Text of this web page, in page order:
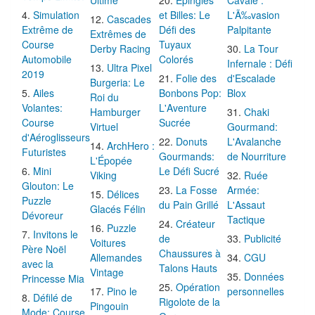
Simulation
Extrême de
Course
Automobile
2019
Ailes
Volantes:
Course
d'Aéroglisseurs
Futuristes
Mini
Glouton: Le
Puzzle
Dévoreur
Invitons le
Père Noël
avec la
Princesse Mia
Défilé de
Cascades
Extrêmes de
Derby Racing
Ultra Pixel
Burgeria: Le
Roi du
Hamburger
Virtuel
ArchHero :
L'Épopée
Viking
Délices
Glacés Félin
Puzzle
Voitures
Allemandes
Vintage
Pino le
Pingouin
et Billes: Le
Défi des
Tuyaux
Colorés
Folie des
Bonbons Pop:
L'Aventure
Sucrée
Donuts
Gourmands:
Le Défi Sucré
La Fosse
du Pain Grillé
Créateur
de
Chaussures à
Talons Hauts
Opération
Rigolote de la
L'Ã‰vasion
Palpitante
La Tour
Infernale : Défi
d'Escalade
Blox
Chaki
Gourmand:
L'Avalanche
de Nourriture
Ruée
Armée:
L'Assaut
Tactique
Publicité
CGU
Données
personnelles